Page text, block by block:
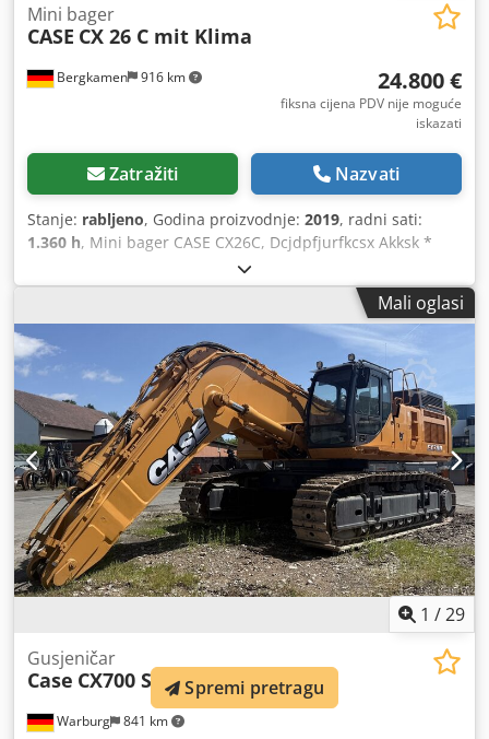
Bergkamen 916 km
Mini bager
CASE CX 26 C mit Klima
24.800 €
fiksna cijena PDV nije moguće
iskazati
Zatražiti Nazvati
Stanje: rabljeno, Godina proizvodnje: 2019, radni sati:
1.360 h, Mini bager CASE CX26C, Dcjdpfjurfkcsx Akksk *
Godina proizvodnje 2019, * 1360 BS, i * Grijanje, * Klima
uređaj, * Gumene gusjenice, * Ražlica buldožera, * Brza
Mali oglasi
1 /29
Warburg 841 km
Gusjeničar
Case CX700 SME Spremi pretragu